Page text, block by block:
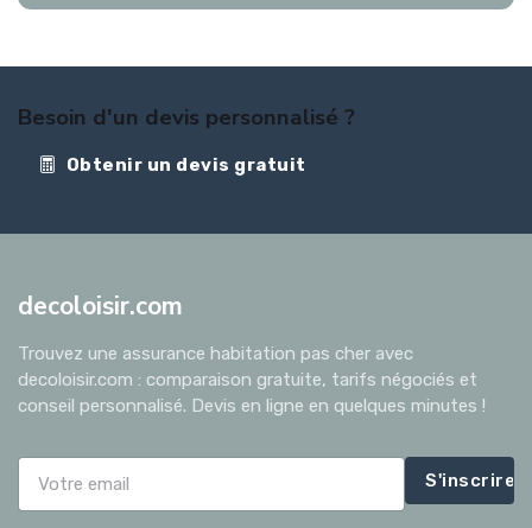
Besoin d'un devis personnalisé ?
Obtenir un devis gratuit
decoloisir.com
Trouvez une assurance habitation pas cher avec
decoloisir.com : comparaison gratuite, tarifs négociés et
conseil personnalisé. Devis en ligne en quelques minutes !
S'inscrire